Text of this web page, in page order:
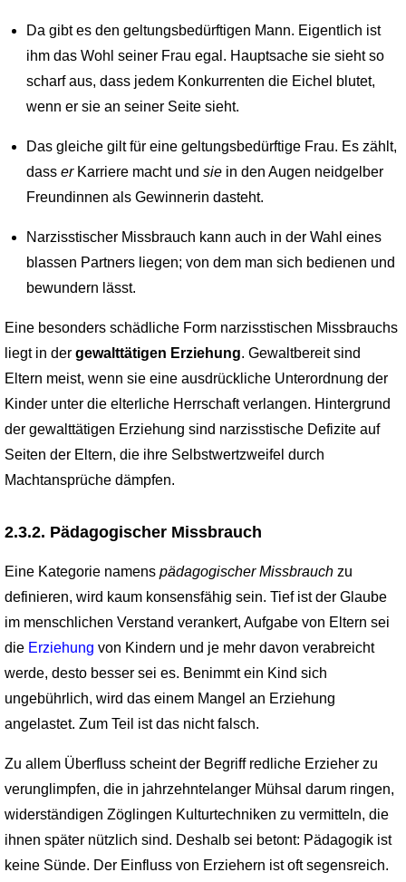
Da gibt es den geltungsbedürftigen Mann. Eigentlich ist
ihm das Wohl seiner Frau egal. Hauptsache sie sieht so
scharf aus, dass jedem Konkurrenten die Eichel blutet,
wenn er sie an seiner Seite sieht.
Das gleiche gilt für eine geltungsbedürftige Frau. Es zählt,
dass erKarriere macht und siein den Augen neidgelber
Freundinnen als Gewinnerin dasteht.
Narzisstischer Missbrauch kann auch in der Wahl eines
blassen Partners liegen; von dem man sich bedienen und
bewundern lässt.
Eine besonders schädliche Form narzisstischen Missbrauchs
liegt in der gewalttätigen Erziehung. Gewaltbereit sind
Eltern meist, wenn sie eine ausdrückliche Unterordnung der
Kinder unter die elterliche Herrschaft verlangen. Hintergrund
der gewalttätigen Erziehung sind narzisstische Defizite auf
Seiten der Eltern, die ihre Selbstwertzweifel durch
Machtansprüche dämpfen.
2.3.2. Pädagogischer Missbrauch
Eine Kategorie namens pädagogischer Missbrauchzu
definieren, wird kaum konsens­fähig sein. Tief ist der Glaube
im menschlichen Verstand verankert, Aufgabe von Eltern sei
die Erziehung von Kindern und je mehr davon verabreicht
werde, desto besser sei es. Benimmt ein Kind sich
ungebührlich, wird das einem Mangel an Erziehung
angelastet. Zum Teil ist das nicht falsch.
Zu allem Überfluss scheint der Begriff redliche Erzieher zu
verunglimpfen, die in jahrzehntelanger Mühsal darum ringen,
widerständigen Zöglingen Kulturtechniken zu vermitteln, die
ihnen später nützlich sind. Deshalb sei betont: Pädagogik ist
keine Sünde. Der Einfluss von Erziehern ist oft segensreich.